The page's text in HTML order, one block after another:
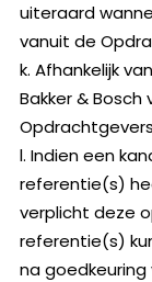
uiteraard
vanuit de
k. Afhankelijk
Bakker &
l. Indien een
referentie(s)
verplicht deze
referentie(s)
na